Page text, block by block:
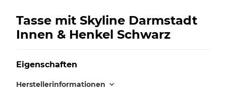
Tasse mit Skyline Darmstadt
Innen & Henkel Schwarz
Eigenschaften
Herstellerinformationen